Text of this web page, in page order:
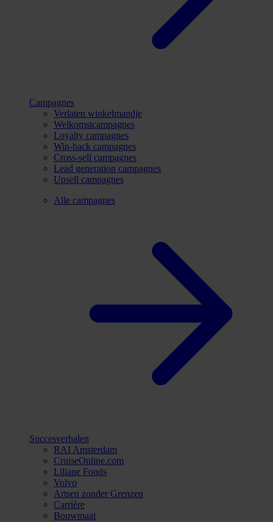
Campagnes
Verlaten winkelmandje
Welkomstcampagnes
Loyalty campagnes
Win-back campagnes
Cross-sell campagnes
Lead generation campagnes
Upsell campagnes
Alle campagnes
Succesverhalen
RAI Amsterdam
CruiseOnline.com
Liliane Fonds
Volvo
Artsen zonder Grenzen
Carrière
Bouwmaat